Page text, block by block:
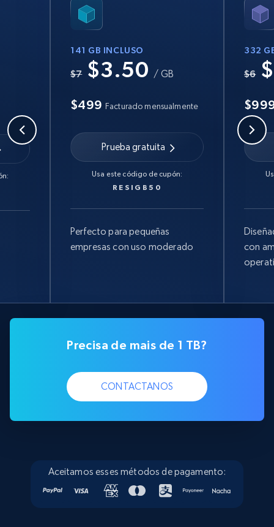
141 GB INCLUSO
$7 $3.50 / GB
$499 Facturado mensualmente
Prueba gratuita
Usa este código de cupón:
RESIGB50
Perfecto para pequeñas
empresas con uso moderado
332
$6
con
Precisa de mais de 1 TB?
CONTACTANOS
Aceitamos esses métodos de pagamento: